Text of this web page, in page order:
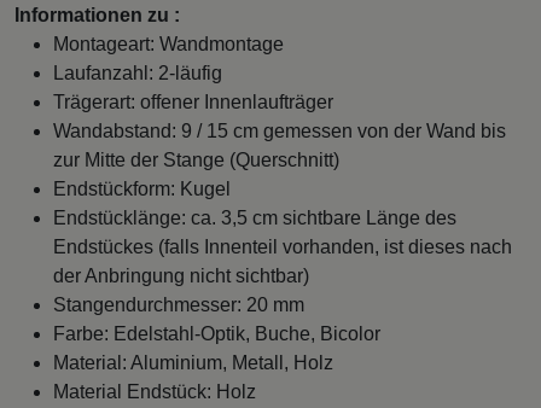
Informationen zu :
Montageart: Wandmontage
Laufanzahl: 2-läufig
Trägerart: offener Innenlaufträger
Wandabstand: 9 / 15 cm gemessen von der Wand bis
zur Mitte der Stange (Querschnitt)
Endstückform: Kugel
Endstücklänge: ca. 3,5 cm sichtbare Länge des
Endstückes (falls Innenteil vorhanden, ist dieses nach
der Anbringung nicht sichtbar)
Stangendurchmesser: 20 mm
Farbe: Edelstahl-Optik, Buche, Bicolor
Material: Aluminium, Metall, Holz
Material Endstück: Holz